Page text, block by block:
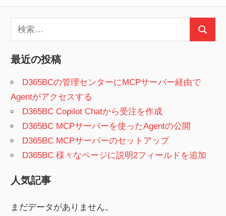
索:
検
最近の投稿
D365BCの管理センターにMCPサーバー経由で
Agentがアクセスする
D365BC Copilot Chatから受注を作成
D365BC MCPサーバーを使ったAgentの公開
D365BC MCPサーバーのセットアップ
D365BC 様々なページに説明2フィールドを追加
人気記事
まだデータがありません。